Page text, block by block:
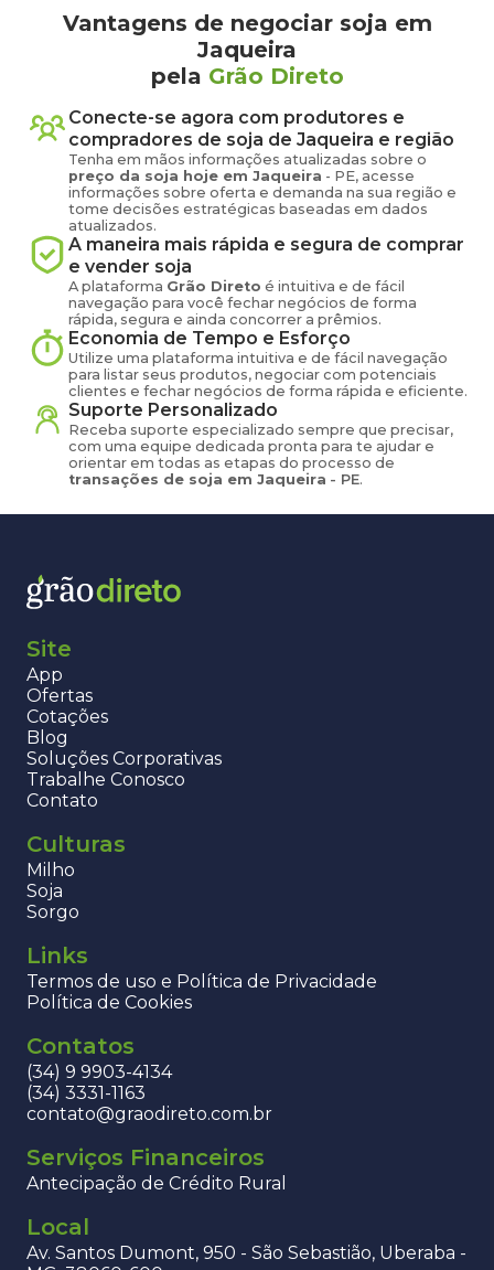
Vantagens de negociar soja em
Jaqueira
pela Grão Direto
Conecte-se agora com produtores e
compradores de soja de Jaqueira e região
Tenha em mãos informações atualizadas sobre o
preço da soja hoje em Jaqueira - PE, acesse
informações sobre oferta e demanda na sua região e
tome decisões estratégicas baseadas em dados
atualizados.
A maneira mais rápida e segura de comprar
e vender soja
A plataforma Grão Direto é intuitiva e de fácil
navegação para você fechar negócios de forma
rápida, segura e ainda concorrer a prêmios.
Economia de Tempo e Esforço
Utilize uma plataforma intuitiva e de fácil navegação
para listar seus produtos, negociar com potenciais
clientes e fechar negócios de forma rápida e eficiente.
Suporte Personalizado
Receba suporte especializado sempre que precisar,
com uma equipe dedicada pronta para te ajudar e
orientar em todas as etapas do processo de
transações de soja em Jaqueira - PE.
Site
App
Ofertas
Cotações
Blog
Soluções Corporativas
Trabalhe Conosco
Contato
Culturas
Milho
Soja
Sorgo
Links
Termos de uso e Política de Privacidade
Política de Cookies
Contatos
(34) 9 9903-4134
(34) 3331-1163
contato@graodireto.com.br
Serviços Financeiros
Antecipação de Crédito Rural
Local
Av. Santos Dumont, 950 - São Sebastião, Uberaba -